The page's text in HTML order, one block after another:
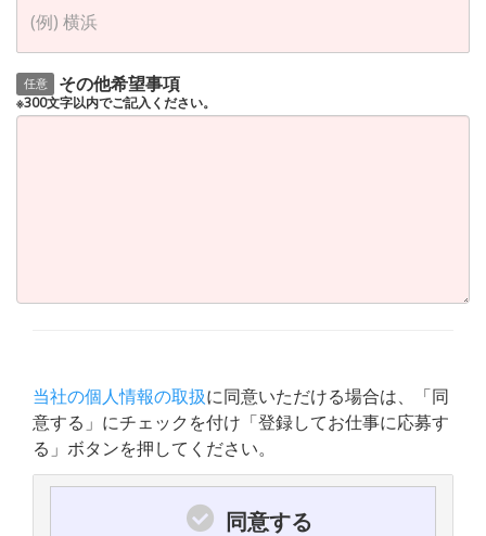
任意 その他希望事項
※300文字以内でご記入ください。
当社の個人情報の取扱に同意いただける場合は、「同
意する」にチェックを付け「登録してお仕事に応募す
る」ボタンを押してください。
同意する